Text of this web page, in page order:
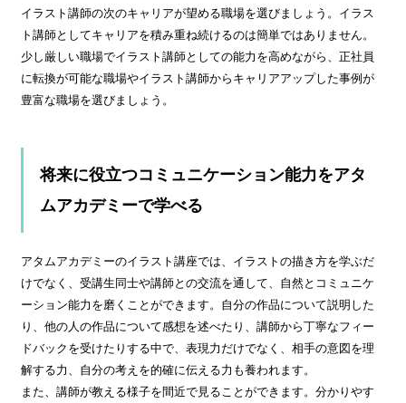
イラスト講師の次のキャリアが望める職場を選びましょう。イラス
ト講師としてキャリアを積み重ね続けるのは簡単ではありません。
少し厳しい職場でイラスト講師としての能力を高めながら、正社員
に転換が可能な職場やイラスト講師からキャリアアップした事例が
豊富な職場を選びましょう。
将来に役立つコミュニケーション能力をアタ
ムアカデミーで学べる
アタムアカデミーのイラスト講座では、イラストの描き方を学ぶだ
けでなく、受講生同士や講師との交流を通して、自然とコミュニケ
ーション能力を磨くことができます。自分の作品について説明した
り、他の人の作品について感想を述べたり、講師から丁寧なフィー
ドバックを受けたりする中で、表現力だけでなく、相手の意図を理
解する力、自分の考えを的確に伝える力も養われます。
また、講師が教える様子を間近で見ることができます。分かりやす